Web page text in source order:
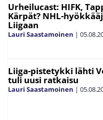
Urheilucast: HIFK,
Kärpät? NHL-
Liigaan
Lauri Saastamoinen |
Liiga-pistetykki lähti
tuli uusi ratkaisu
Lauri Saastamoinen |